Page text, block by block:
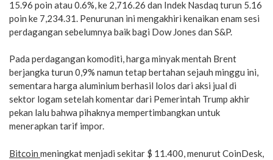
15.96 poin atau 0.6%, ke 2,716.26 dan Indek Nasdaq turun 5.16
poin ke 7,234.31. Penurunan ini mengakhiri kenaikan enam sesi
perdagangan sebelumnya baik bagi Dow Jones dan S&P.
Pada perdagangan komoditi, harga minyak mentah Brent
berjangka turun 0,9% namun tetap bertahan sejauh minggu ini,
sementara harga aluminium berhasil lolos dari aksi jual di
sektor logam setelah komentar dari Pemerintah Trump akhir
pekan lalu bahwa pihaknya mempertimbangkan untuk
menerapkan tarif impor.
Bitcoin meningkat menjadi sekitar $ 11.400, menurut CoinDesk,